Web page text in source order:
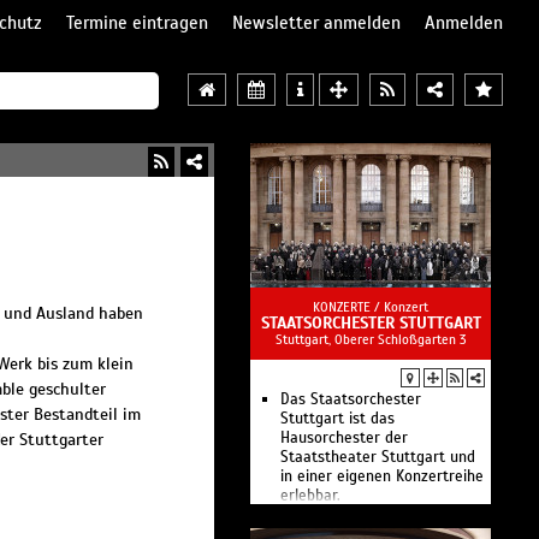
Termine eintragen Newsletter anmelden
Anmelden
Ausland haben
bis zum klein
geschulter
Bestandteil im
Stuttgarter
KONZERTE / Konzert
STAATSORCHESTER STUTTGART
Stuttgart, Oberer Schloßgarten 3
Das Staatsorchester
Stuttgart ist das
Hausorchester der
Staatstheater Stuttgart und
in einer eigenen Konzertreihe
erlebbar.